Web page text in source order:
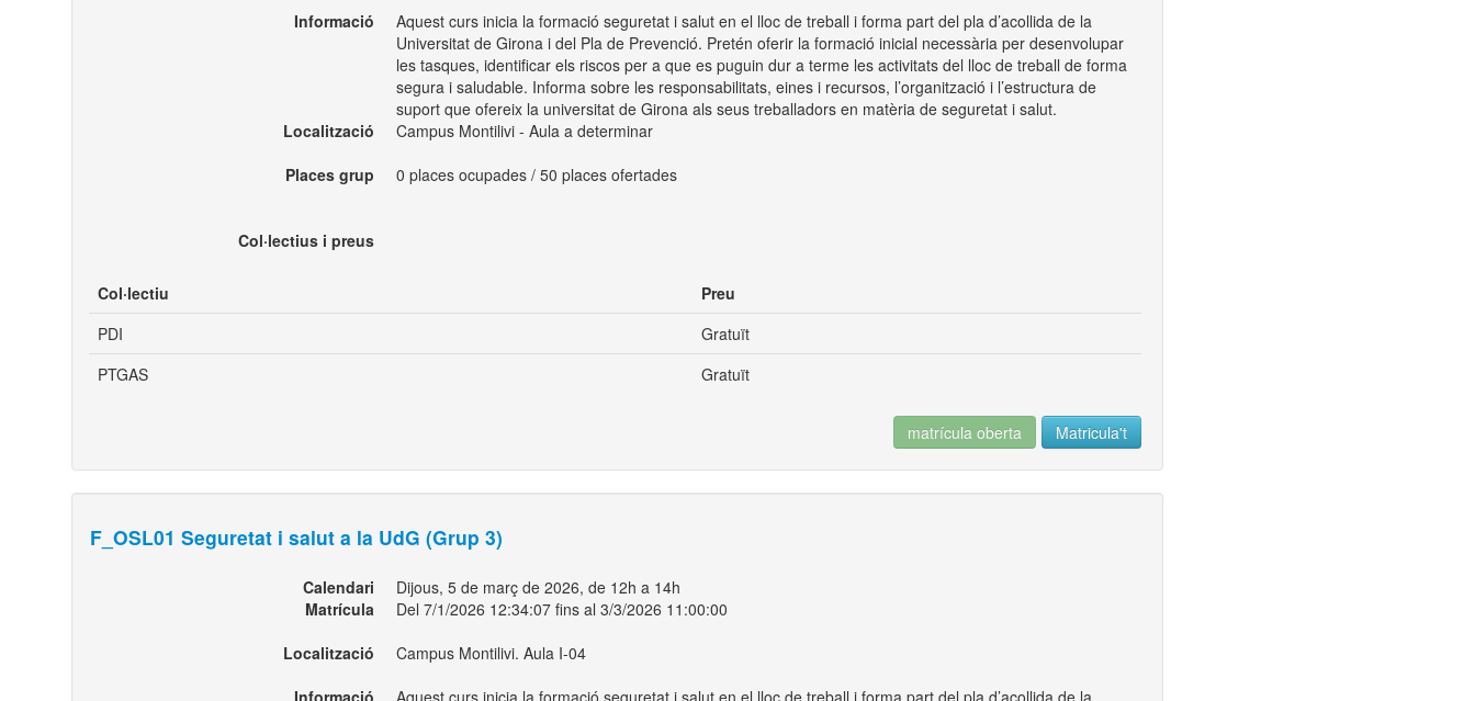
Informació
Aquest curs inicia la formació seguretat i salut en el lloc de treball i forma part del pla d’acollida de la
Universitat de Girona i del Pla de Prevenció. Pretén oferir la formació inicial necessària per desenvolupar
les tasques, identificar els riscos per a que es puguin dur a terme les activitats del lloc de treball de forma
segura i saludable. Informa sobre les responsabilitats, eines i recursos, l’organització i l’estructura de
suport que ofereix la universitat de Girona als seus treballadors en matèria de seguretat i salut.
Localització
Campus Montilivi - Aula a determinar
Places grup
0 places ocupades / 50 places ofertades
Col·lectius i preus
Col·lectiu
Preu
PDI
Gratuït
PTGAS
Gratuït
matrícula oberta Matricula't
F_OSL01 Seguretat i salut a la UdG (Grup 3)
Calendari
Dijous, 5 de març de 2026, de 12h a 14h
Matrícula
Del 7/1/2026 12:34:07 fins al 3/3/2026 11:00:00
Localització
Campus Montilivi. Aula I-04
Informació
Aquest curs inicia la formació seguretat i salut en el lloc de treball i forma part del pla d’acollida de la